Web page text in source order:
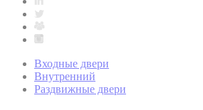
Входные двери
Внутренний
Раздвижные двери